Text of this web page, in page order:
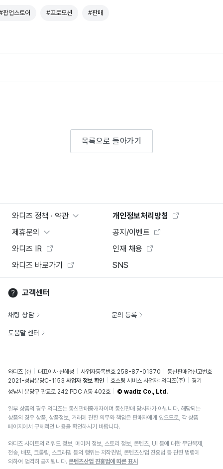
팝업스토어 #프로모션 #판매
목록으로 돌아가기
와디즈 정책 · 약관
개인정보처리방침
제휴문의
공지/이벤트
와디즈 IR
인재 채용
와디즈 바로가기
SNS
고객센터
채팅 상담 문의 등록
도움말 센터
와디즈 ㈜ 대표이사 신혜성 사업자등록번호 258-87-01370
통신판매업신고번호
2021-성남분당C-1153 사업자 정보 확인 호스팅 서비스 사업자: 와디즈(주)
경기
성남시 분당구 판교로 242 PDC A동 402호
© wadiz Co., Ltd.
일부 상품의 경우 와디즈는 통신판매중개자이며 통신판매 당사자가 아닙니다. 해당되는
상품의 경우 상품, 상품정보, 거래에 관한 의무와 책임은 판매자에게 있으므로, 각 상품
페이지에서 구체적인 내용을 확인하시기 바랍니다.
와디즈 사이트의 리워드 정보, 메이커 정보, 스토리 정보, 콘텐츠, UI 등에 대한 무단복제,
전송, 배포, 크롤링, 스크래핑 등의 행위는 저작권법, 콘텐츠산업 진흥법 등 관련 법령에
의하여 엄격히 금지됩니다. 콘텐츠산업 진흥법에 따른 표시